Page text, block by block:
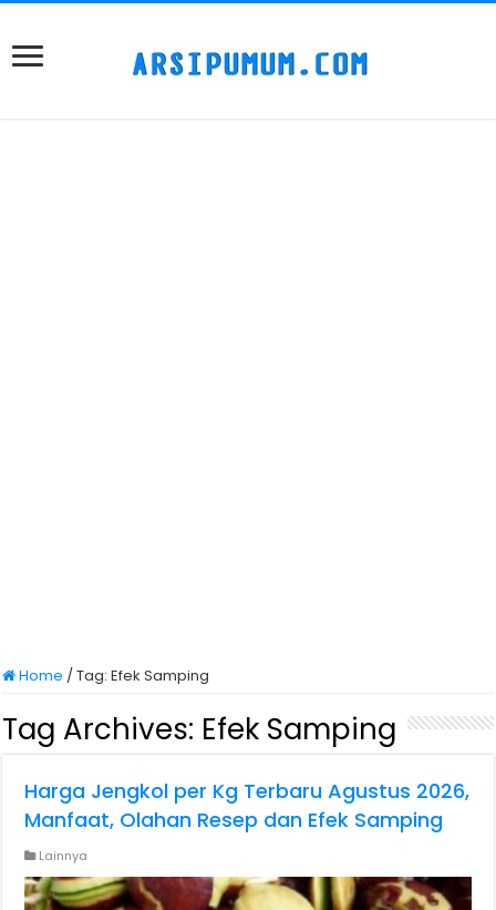
Home /Tag:Efek Samping
Tag Archives: Efek Samping
Harga Jengkol per Kg Terbaru Agustus 2026,
Manfaat, Olahan Resep dan Efek Samping
Lainnya